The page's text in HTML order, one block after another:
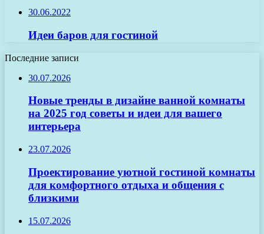
30.06.2022
Идеи баров для гостиной
Последние записи
30.07.2026
Новые тренды в дизайне ванной комнаты
на 2025 год советы и идеи для вашего
интерьера
23.07.2026
Проектирование уютной гостиной комнаты
для комфортного отдыха и общения с
близкими
15.07.2026